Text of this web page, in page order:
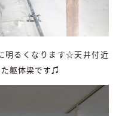
明るくなります☆天井付近
躯体梁です♫